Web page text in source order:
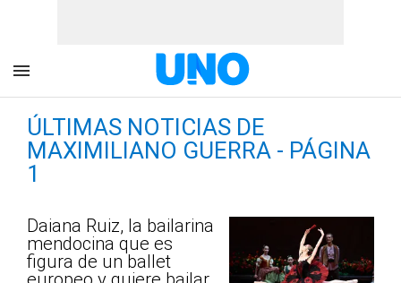
ÚLTIMAS NOTICIAS DE
MAXIMILIANO GUERRA - PÁGINA
1
Daiana Ruiz, la bailarina
mendocina que es
figura de un ballet